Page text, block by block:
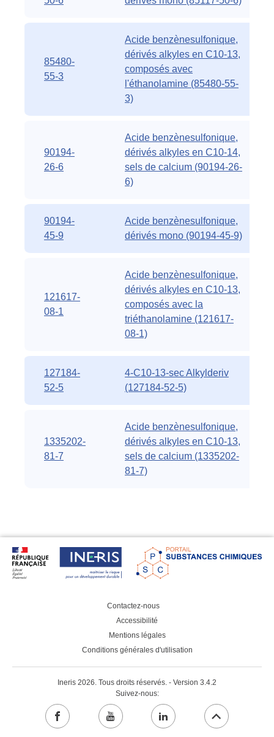
85480-
55-3
Acide benzènesulfonique,
dérivés alkyles en C10-13,
composés avec
l'éthanolamine (85480-55-
3)
90194-
26-6
Acide benzènesulfonique,
dérivés alkyles en C10-14,
sels de calcium (90194-26-
6)
90194-
45-9
Acide benzènesulfonique,
dérivés mono (90194-45-9)
121617-
08-1
Acide benzènesulfonique,
dérivés alkyles en C10-13,
composés avec la
triéthanolamine (121617-
08-1)
127184-
52-5
4-C10-13-sec Alkylderiv
(127184-52-5)
1335202-
81-7
Acide benzènesulfonique,
dérivés alkyles en C10-13,
sels de calcium (1335202-
81-7)
Contactez-nous
Accessibilité
Mentions légales
Conditions générales d'utilisation
Ineris 2026. Tous droits réservés. - Version 3.4.2
Suivez-nous:
facebook youtube linkedin
Aller